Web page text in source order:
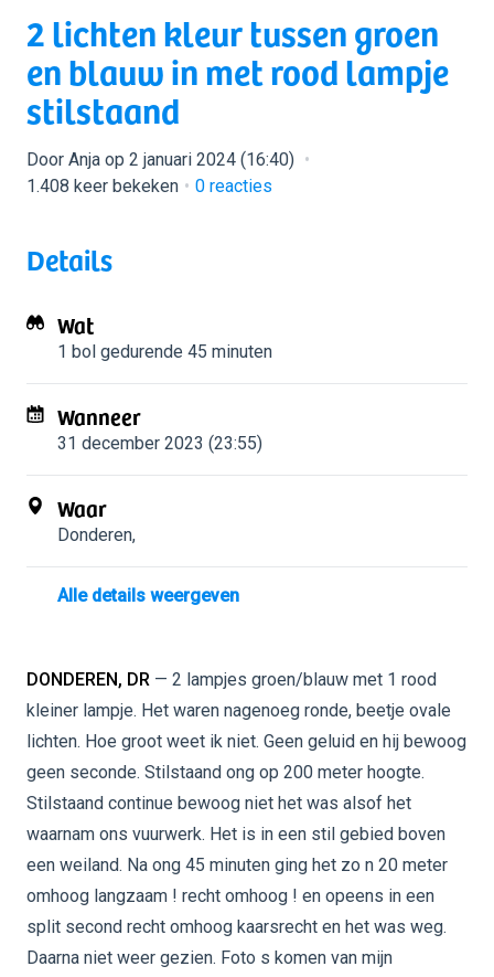
2 lichten kleur tussen groen
en blauw in met rood lampje
stilstaand
Door Anja op 2 januari 2024 (16:40)
1.408 keer bekeken
0 reacties
Details
Wat
1 bol gedurende 45 minuten
Wanneer
31 december 2023 (23:55)
Waar
Donderen,
Alle details weergeven
DONDEREN, DR — 2 lampjes groen/blauw met 1 rood
kleiner lampje. Het waren nagenoeg ronde, beetje ovale
lichten. Hoe groot weet ik niet. Geen geluid en hij bewoog
geen seconde. Stilstaand ong op 200 meter hoogte.
Stilstaand continue bewoog niet het was alsof het
waarnam ons vuurwerk. Het is in een stil gebied boven
een weiland. Na ong 45 minuten ging het zo n 20 meter
omhoog langzaam ! recht omhoog ! en opeens in een
split second recht omhoog kaarsrecht en het was weg.
Daarna niet weer gezien. Foto s komen van mijn